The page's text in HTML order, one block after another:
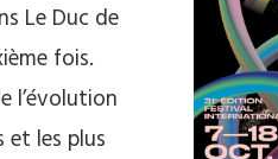
Le Duc de
fois.
l’évolution
et les plus